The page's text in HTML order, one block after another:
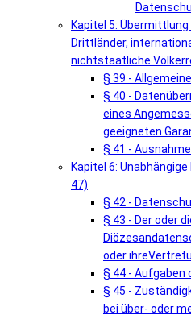
Kapitel 5:
Drittländer,
nichtstaatliche
§ 39 -
§ 40 -
eines
geeigneten
§ 41 -
Kapitel 6:
47)
§ 42 -
§ 43 - Der oder
oder
§ 44 -
§ 45 -
bei über- oder